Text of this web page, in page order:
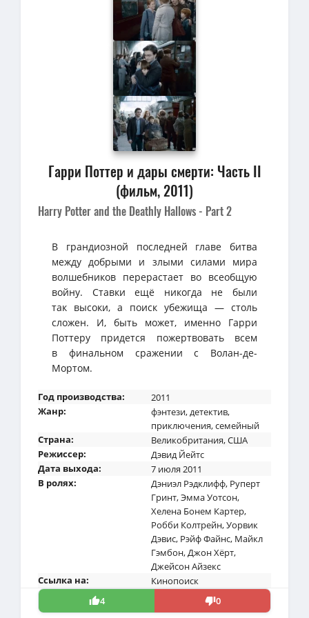
Гарри Поттер и дары смерти: Часть II
(фильм, 2011)
Harry Potter and the Deathly Hallows - Part 2
В грандиозной последней главе битва
между добрыми и злыми силами мира
волшебников перерастает во всеобщую
войну. Ставки ещё никогда не были
так высоки, а поиск убежища — столь
сложен. И, быть может, именно Гарри
Поттеру придется пожертвовать всем
в финальном сражении с Волан-де-
Мортом.
Год производства:
2011
Жанр:
фэнтези,детектив,
приключения,семейный
Страна:
Великобритания,США
Режиссер:
Дэвид Йейтс
Дата выхода:
7 июля 2011
В ролях:
Дэниэл Рэдклифф, Руперт
Гринт,Эмма Уотсон,
Хелена Бонем Картер,
Робби Колтрейн,Уорвик
Дэвис, Рэйф Файнс, Майкл
Гэмбон,Джон Хёрт,
Джейсон Айзекс
Ссылка на:
Кинопоиск
4
0